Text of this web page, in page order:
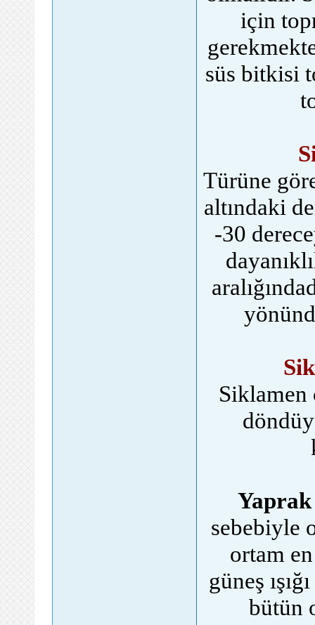
için
süs bitkisi
Türüne
altındaki
-30
Siklamen
Yaprak
sebebiyle
ortam
güneş
bütün